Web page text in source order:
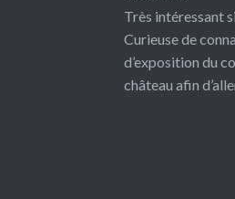
Très intéressant
Curieuse de
d’exposition du
château afin